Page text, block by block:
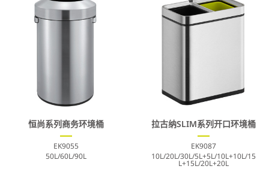
恒尚系列商务环境桶
EK9055
50L/60L/90L
拉古纳SLIM系列开口环境桶
EK9087
10L/20L/30L/5L+5L/10L+10L/15
L+15L/20L+20L